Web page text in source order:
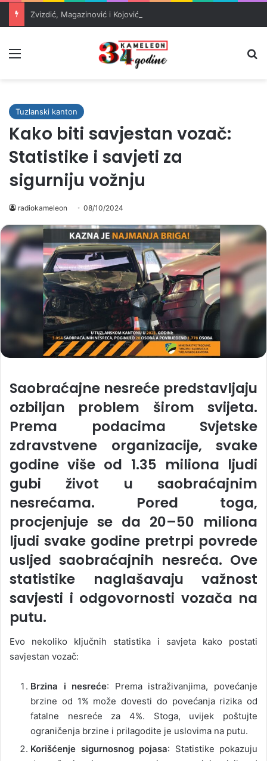
Tuzlanski kanton
Kako biti savjestan vozač:
Statistike i savjeti za
sigurniju vožnju
radiokameleon 08/10/2024
Saobraćajne nesreće predstavljaju
ozbiljan problem širom svijeta.
Prema podacima Svjetske
zdravstvene organizacije, svake
godine više od 1.35 miliona ljudi
gubi život u saobraćajnim
nesrećama. Pored toga,
procjenjuje se da 20–50 miliona
ljudi svake godine pretrpi povrede
usljed saobraćajnih nesreća. Ove
statistike naglašavaju važnost
savjesti i odgovornosti vozača na
putu.
Evo nekoliko ključnih statistika i savjeta kako postati
savjestan vozač:
Brzina i nesreće: Prema istraživanjima, povećanje
brzine od 1% može dovesti do povećanja rizika od
fatalne nesreće za 4%. Stoga, uvijek poštujte
ograničenja brzine i prilagodite je uslovima na putu.
Korišćenje sigurnosnog pojasa: Statistike pokazuju